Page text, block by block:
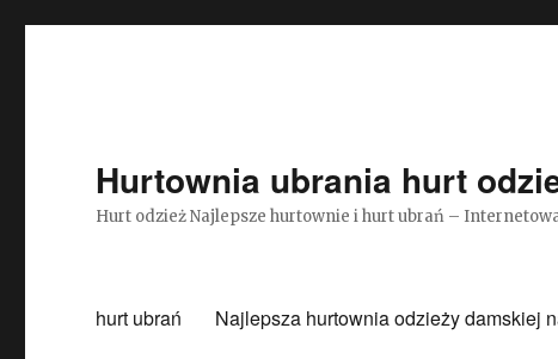
Hurtownia ubrania hurt
Hurt odzież Najlepsze hurtownie i hurt ubrań –
hurt ubrań Najlepsza hurtownia odzieży damskiej